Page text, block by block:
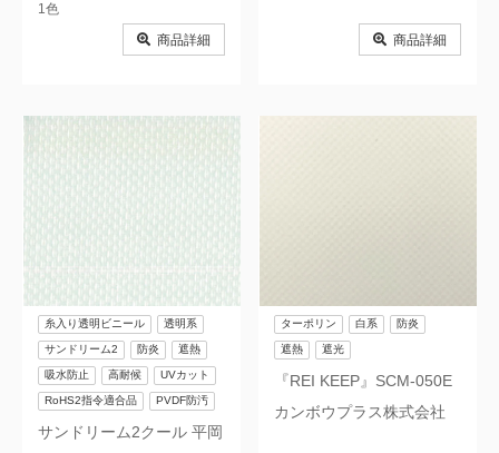
1色
商品詳細 商品詳細
サンドリーム2クール 平岡
糸入り透明ビニール 透明系
サンドリーム2 防炎 遮熱
吸水防止 高耐候 UVカット
RoHS2指令適合品 PVDF防汚
『REI KEEP』SCM-050E
カンボウプラス株式会社
ターポリン 白系 防炎
遮熱 遮光